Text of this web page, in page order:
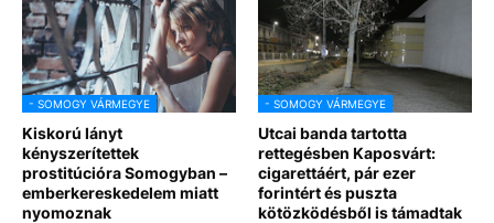
- SOMOGY VÁRMEGYE
Kiskorú lányt
kényszerítettek
prostitúcióra Somogyban –
emberkereskedelem miatt
nyomoznak
- SOMOGY VÁRMEGYE
Utcai banda tartotta
rettegésben Kaposvárt:
cigarettáért, pár ezer
forintért és puszta
kötözködésből is támadtak